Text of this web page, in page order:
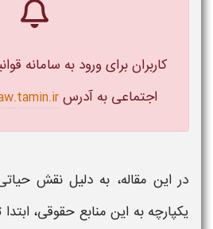
کاربران برای ورود به سامانه
اجتماعی به آدرس
در این مقاله، به دلیل نقش
یکپارچه به این منابع حقوقی،